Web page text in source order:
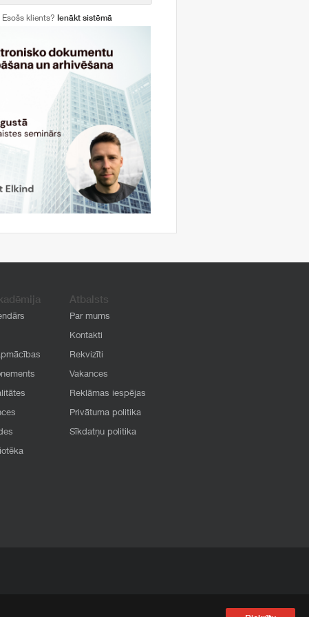
Esošs klients? Ienākt sistēmā
Atbalsts
Par mums
Kontakti
Rekvizīti
Vakances
Reklāmas iespējas
Privātuma politika
Sīkdatņu politika